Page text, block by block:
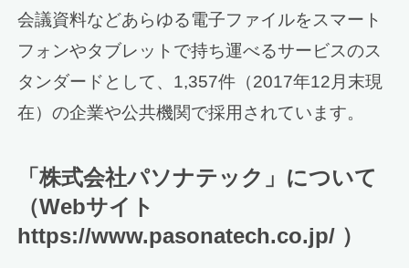
会議資料などあらゆる電子ファイルをスマート
フォンやタブレットで持ち運べるサービスのス
タンダードとして、1,357件（2017年12月末現
在）の企業や公共機関で採用されています。
「株式会社パソナテック」について
（Webサイト
https://www.pasonatech.co.jp/ ）